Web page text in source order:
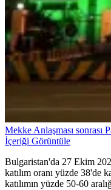
Mekke Anlaşması sonrası
İçeriği Görüntüle
Bulgaristan'da 27 Ekim
katılım oranı yüzde 38'de
katılımın yüzde 50-60